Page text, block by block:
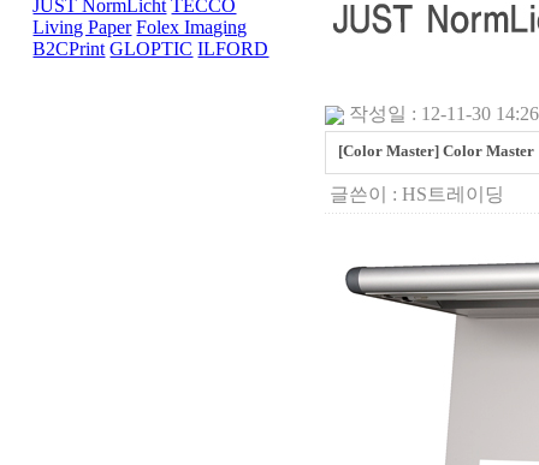
JUST NormLicht TECCO
Living Paper Folex Imaging
B2CPrint GLOPTIC ILFORD
작성일 : 12-11-30 14:26
[Color Master] Color Master
글쓴이 : HS트레이딩